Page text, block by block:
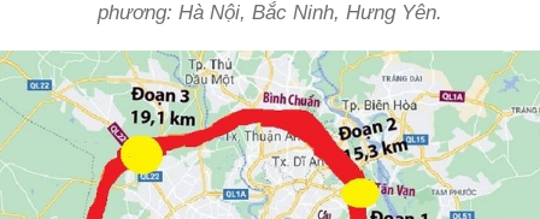
phương: Hà Nội, Bắc Ninh, Hưng Yên.